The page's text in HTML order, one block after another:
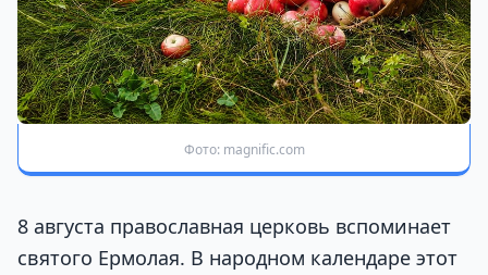
Фото: magnific.com
8 августа православная церковь вспоминает
святого Ермолая. В народном календаре этот